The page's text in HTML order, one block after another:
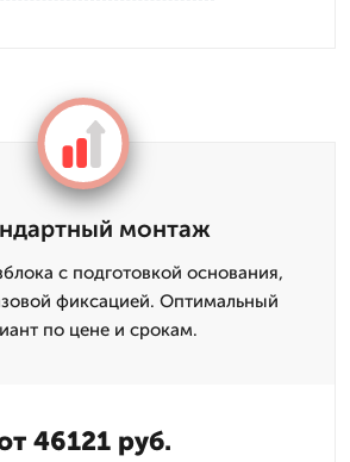
монтаж
с подготовкой основания,
фиксацией. Оптимальный
по цене и срокам.
46121 руб.